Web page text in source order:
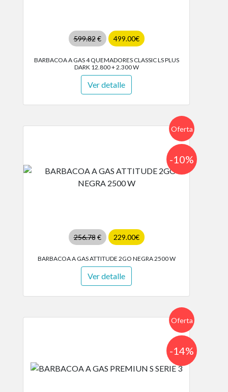
599.82€ 499.00€
BARBACOA A GAS 4 QUEMADORES CLASSIC LS PLUS
DARK 12.800 + 2.300 W
Ver detalle
Oferta
256.78€ 229.00€
-10%
BARBACOA A GAS ATTITUDE 2GO NEGRA 2500 W
Ver detalle
Oferta
-14%